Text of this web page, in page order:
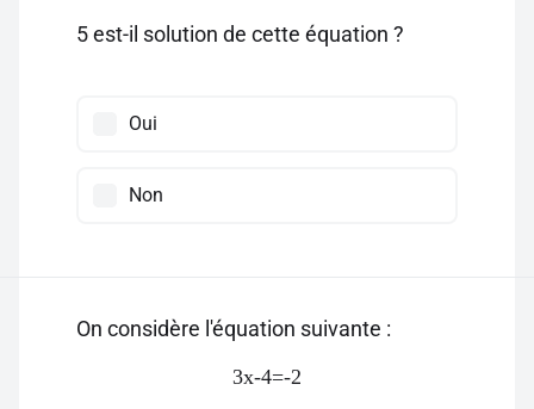
5 est-il solution de cette équation ?
Oui
Non
On considère l'équation suivante :
3x-4=-2